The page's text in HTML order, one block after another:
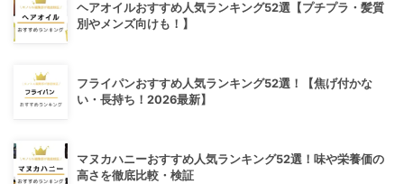
ヘアオイルおすすめ人気ランキング52選【プチプラ・髪質
別やメンズ向けも！】
フライパンおすすめ人気ランキング52選！【焦げ付かな
い・長持ち！2026最新】
マヌカハニーおすすめ人気ランキング52選！味や栄養価の
高さを徹底比較・検証